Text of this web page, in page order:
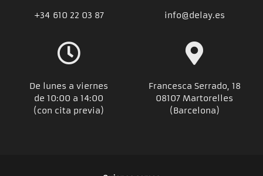
+34 610 22 03 87 info@delay.es
De lunes a viernes
de 10:00 a 14:00
(con cita previa)
Francesca Serrado, 18
08107 Martorelles
(Barcelona)